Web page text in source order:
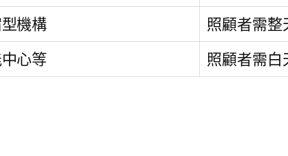
機構 照顧者需整
心等 照顧者需白